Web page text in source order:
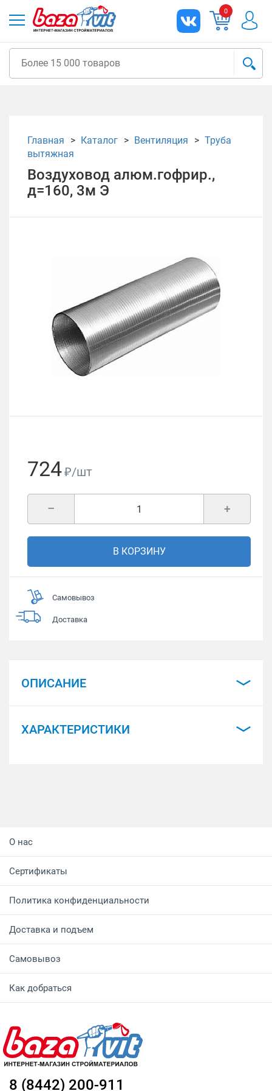
0
Главная Каталог Вентиляция
Труба
вытяжная
Воздуховод алюм.гофрир.,
д=160, 3м Э
724₽/шт
+
–
В КОРЗИНУ
Самовывоз
Доставка
ОПИСАНИЕ
ХАРАКТЕРИСТИКИ
О нас
Сертификаты
Политика конфиденциальности
Доставка и подъем
Самовывоз
Как добраться
8 (8442) 200-911